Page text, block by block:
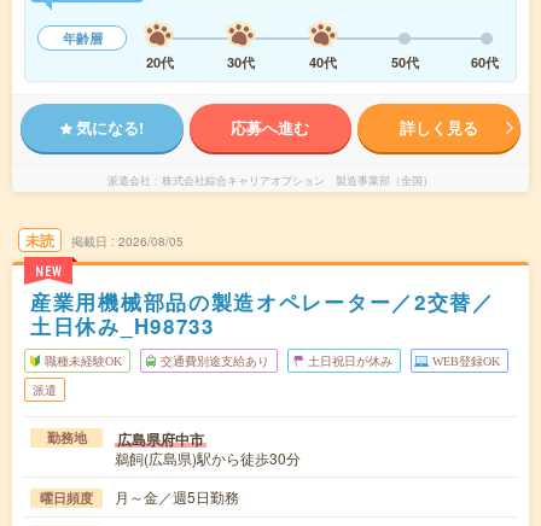
年齢層
20代
30代 40代 50代 60代
気になる! 応募へ進む 詳しく見る
派遣会社 株式会社綜合キャリアオプション 製造事業部（全国）
未読
NEW
掲載日 2026/08/05
産業用機械部品の製造オペレーター／2交替／
土日休み_H98733
職種未経験OK 交通費別途支給あり 土日祝日が休み WEB登録OK
派遣
勤務地 広島県府中市
鵜飼(広島県)駅から徒歩30分
曜日頻度 月～金／週5日勤務